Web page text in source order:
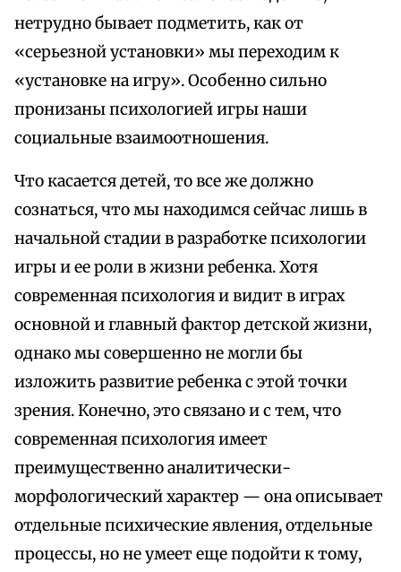
нетрудно бывает подметить, как от
«серьезной установки» мы переходим к
«установке на игру». Особенно сильно
пронизаны психологией игры наши
социальные взаимоотношения.
Что касается детей, то все же должно
сознаться, что мы находимся сейчас лишь в
начальной стадии в разработке психологии
игры и ее роли в жизни ребенка. Хотя
современная психология и видит в играх
основной и главный фактор детской жизни,
однако мы совершенно не могли бы
изложить развитие ребенка с этой точки
зрения. Конечно, это связано и с тем, что
современная психология имеет
преимущественно аналитически-
морфологический характер — она описывает
отдельные психические явления, отдельные
процессы, но не умеет еще подойти к тому,